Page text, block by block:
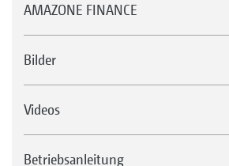
AMAZONE FINANCE
Bilder
Videos
Betriebsanleitung